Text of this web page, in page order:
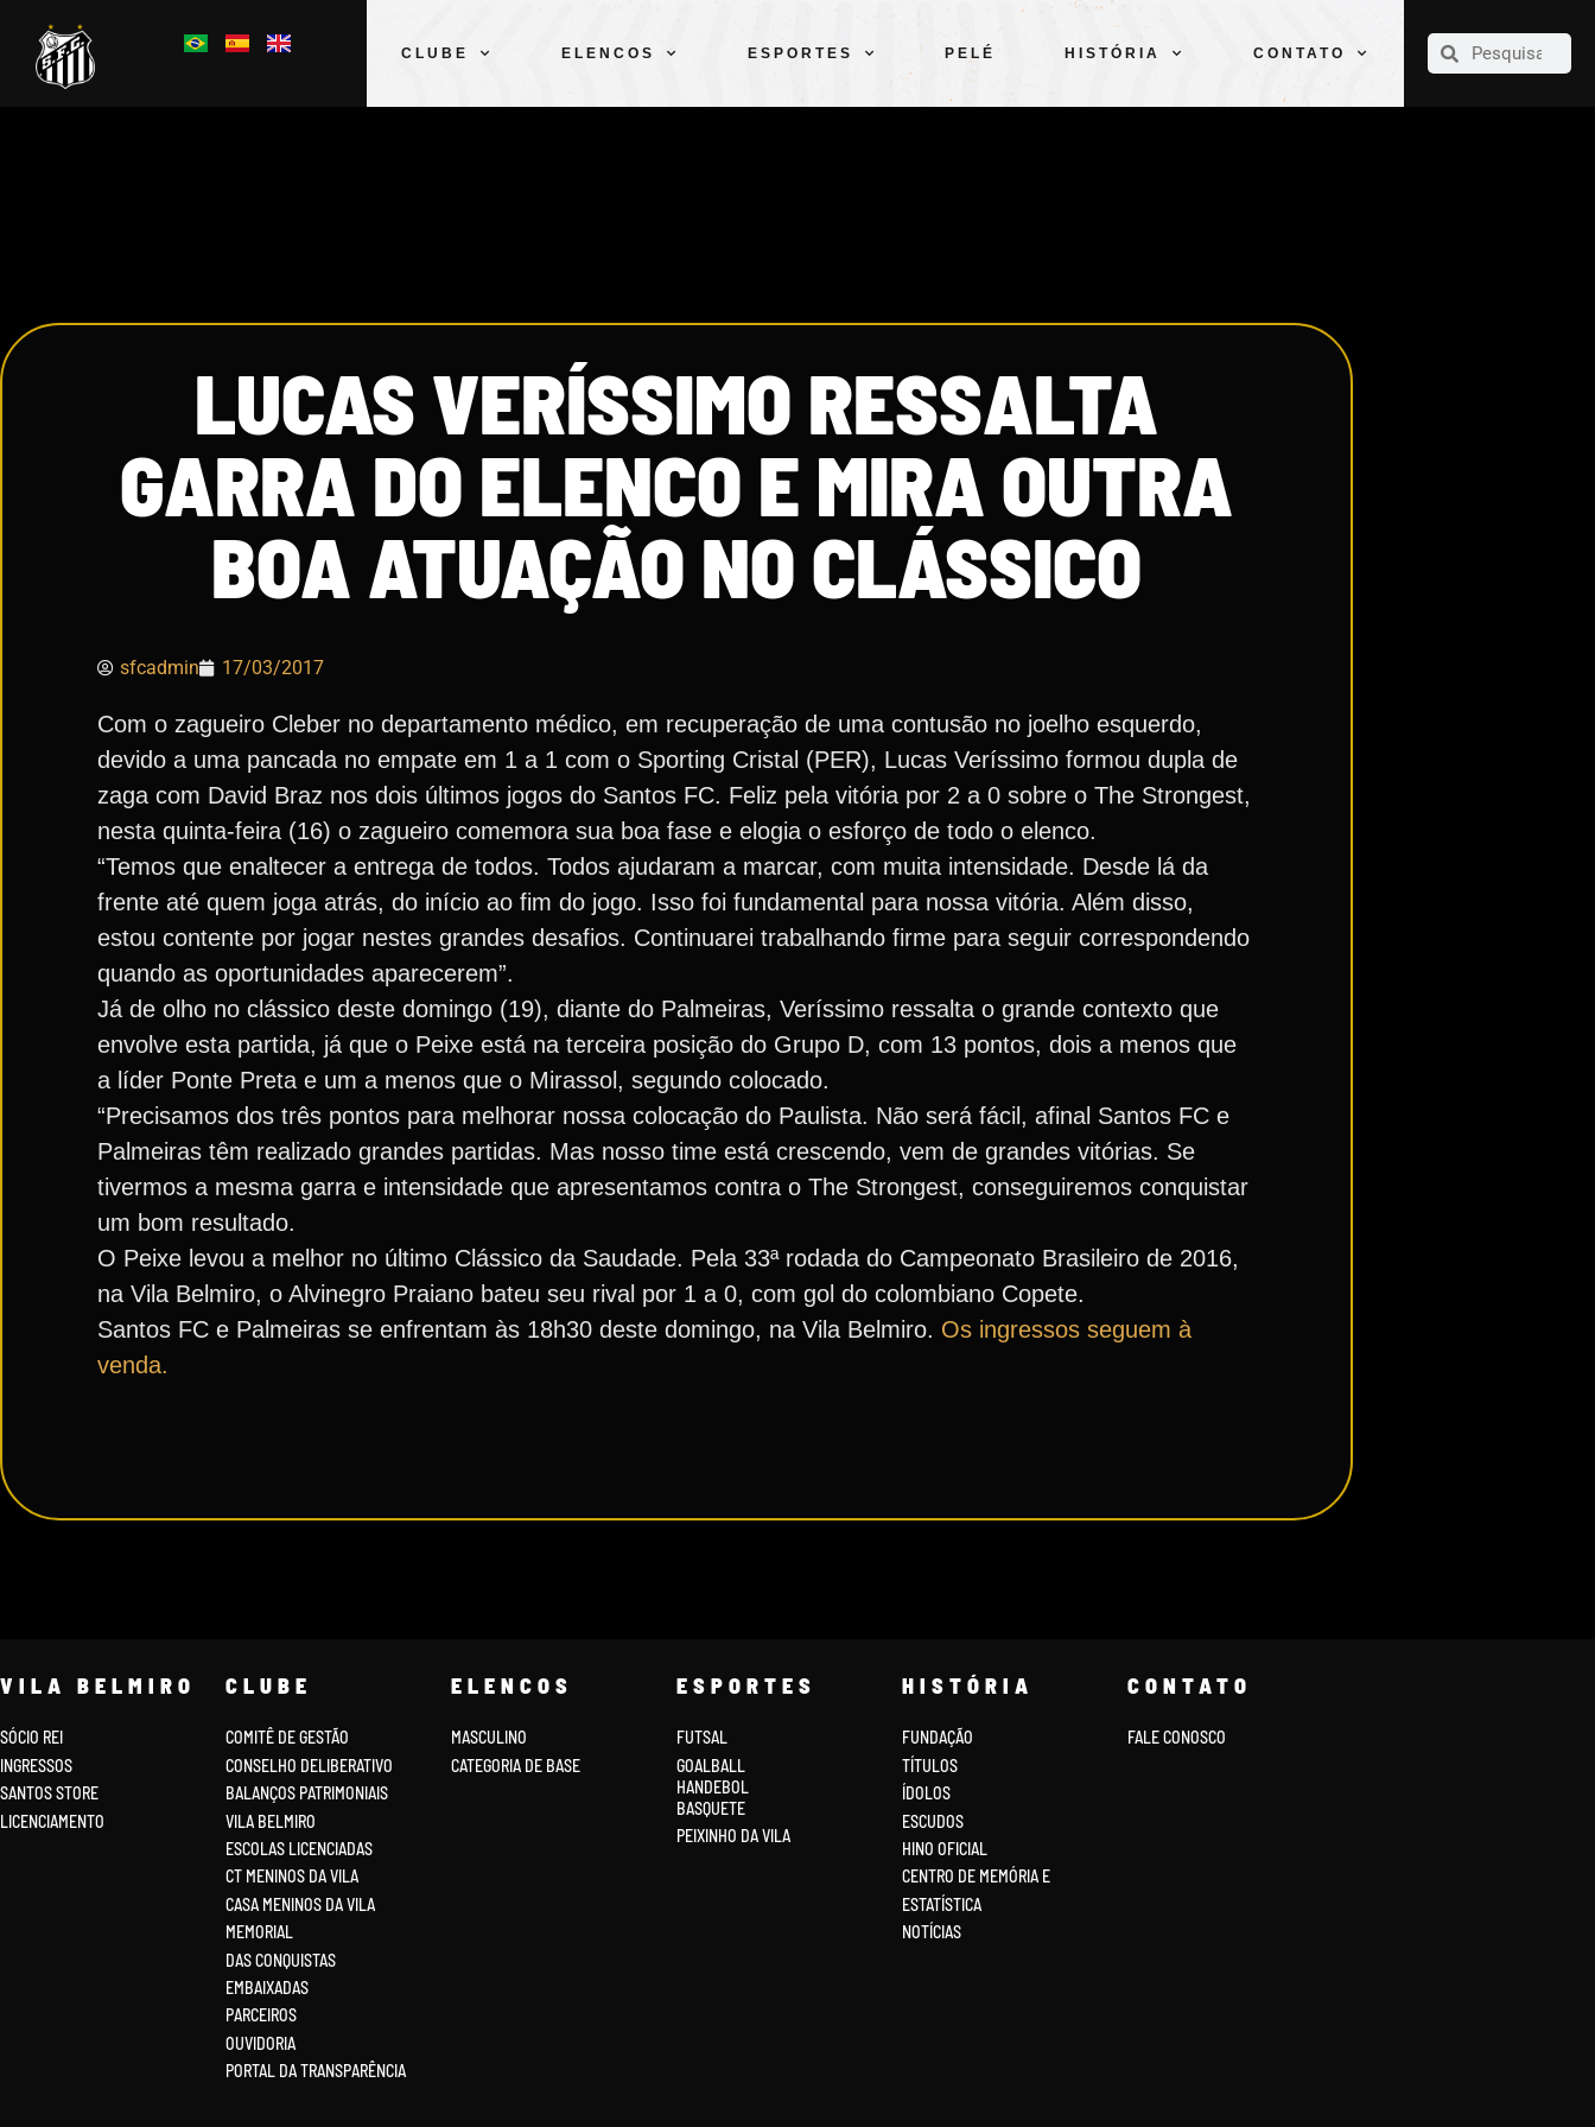
CLUBE ELENCOS ESPORTES PELÉ HISTÓRIA CONTATO
CLUBE
LUCAS VERÍSSIMO RESSALTA
GARRA DO ELENCO E MIRA OUTRA
BOA ATUAÇÃO NO CLÁSSICO
sfcadmin 17/03/2017
Com o zagueiro Cleber no departamento médico, em recuperação de uma contusão no joelho esquerdo,
devido a uma pancada no empate em 1 a 1 com o Sporting Cristal (PER), Lucas Veríssimo formou dupla de
zaga com David Braz nos dois últimos jogos do Santos FC. Feliz pela vitória por 2 a 0 sobre o The Strongest,
nesta quinta-feira (16) o zagueiro comemora sua boa fase e elogia o esforço de todo o elenco.
“Temos que enaltecer a entrega de todos. Todos ajudaram a marcar, com muita intensidade. Desde lá da
frente até quem joga atrás, do início ao fim do jogo. Isso foi fundamental para nossa vitória. Além disso,
estou contente por jogar nestes grandes desafios. Continuarei trabalhando firme para seguir correspondendo
quando as oportunidades aparecerem”.
Já de olho no clássico deste domingo (19), diante do Palmeiras, Veríssimo ressalta o grande contexto que
envolve esta partida, já que o Peixe está na terceira posição do Grupo D, com 13 pontos, dois a menos que
a líder Ponte Preta e um a menos que o Mirassol, segundo colocado.
“Precisamos dos três pontos para melhorar nossa colocação do Paulista. Não será fácil, afinal Santos FC e
Palmeiras têm realizado grandes partidas. Mas nosso time está crescendo, vem de grandes vitórias. Se
tivermos a mesma garra e intensidade que apresentamos contra o The Strongest, conseguiremos conquistar
um bom resultado.
O Peixe levou a melhor no último Clássico da Saudade. Pela 33ª rodada do Campeonato Brasileiro de 2016,
na Vila Belmiro, o Alvinegro Praiano bateu seu rival por 1 a 0, com gol do colombiano Copete.
Santos FC e Palmeiras se enfrentam às 18h30 deste domingo, na Vila Belmiro. Os ingressos seguem à
venda.
VILA BELMIRO
SÓCIO REI
INGRESSOS
SANTOS STORE
LICENCIAMENTO
CLUBE
COMITÊ DE GESTÃO
CONSELHO DELIBERATIVO
BALANÇOS PATRIMONIAIS
VILA BELMIRO
ESCOLAS LICENCIADAS
CT MENINOS DA VILA
CASA MENINOS DA VILA
MEMORIAL
DAS CONQUISTAS
EMBAIXADAS
PARCEIROS
OUVIDORIA
PORTAL DA TRANSPARÊNCIA
ELENCOS
MASCULINO
CATEGORIA DE BASE
ESPORTES
FUTSAL
GOALBALL
HANDEBOL
BASQUETE
PEIXINHO DA VILA
HISTÓRIA
FUNDAÇÃO
TÍTULOS
ÍDOLOS
ESCUDOS
HINO OFICIAL
CENTRO DE MEMÓRIA E
ESTATÍSTICA
NOTÍCIAS
CONTATO
FALE CONOSCO